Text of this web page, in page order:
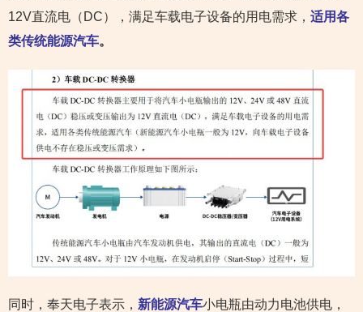
12V直流电（DC），满足车载电子设备的用电需求， 适用各
类传统能源汽车。
同时，奉天电子表示， 新能源汽车小电瓶由动力电池供电，